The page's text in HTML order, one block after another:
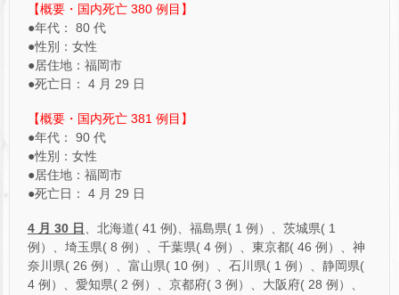
【概要・国内死亡 380 例目】
●年代： 80 代
●性別：女性
●居住地：福岡市
●死亡日： 4 月 29 日
【概要・国内死亡 381 例目】
●年代： 90 代
●性別：女性
●居住地：福岡市
●死亡日： 4 月 29 日
4 月 30 日
、北海道( 41 例)、福島県( 1 例）、茨城県( 1
例）、埼玉県( 8 例）、千葉県( 4 例）、東京都( 46 例）、神
奈川県( 26 例）、富山県( 10 例）、石川県( 1 例）、静岡県(
4 例）、愛知県( 2 例）、京都府( 3 例）、大阪府( 28 例）、